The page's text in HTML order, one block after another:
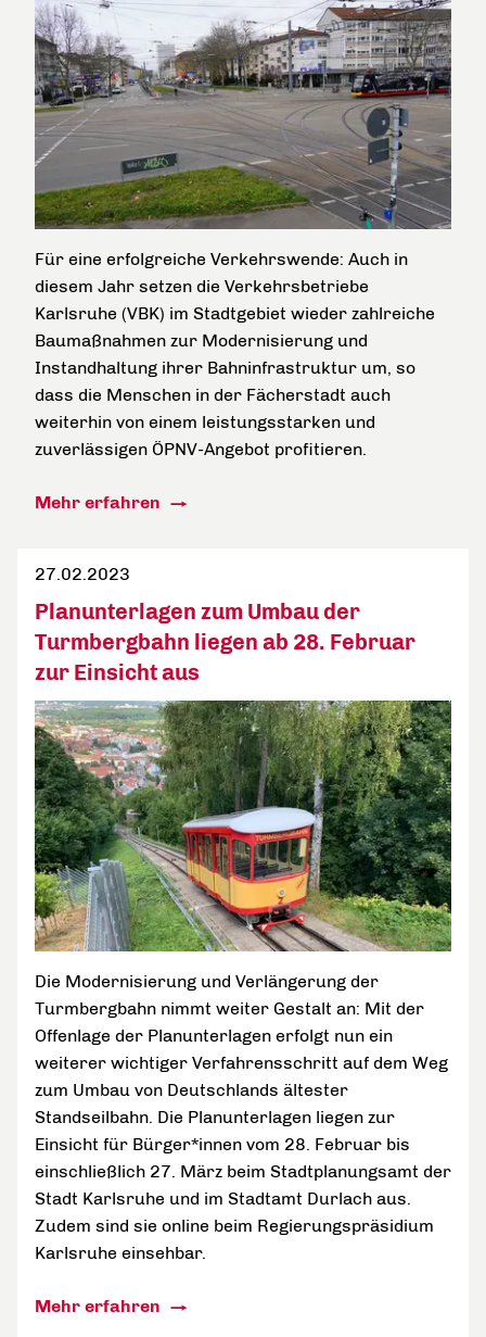
Für eine erfolgreiche Verkehrswende: Auch in
diesem Jahr setzen die Verkehrsbetriebe
Karlsruhe (VBK) im Stadtgebiet wieder zahlreiche
Baumaßnahmen zur Modernisierung und
Instandhaltung ihrer Bahninfrastruktur um, so
dass die Menschen in der Fächerstadt auch
weiterhin von einem leistungsstarken und
zuverlässigen ÖPNV-Angebot profitieren.
Mehr erfahren
27.02.2023
Planunterlagen zum Umbau der
Turmbergbahn liegen ab 28. Februar
zur Einsicht aus
Die Modernisierung und Verlängerung der
Turmbergbahn nimmt weiter Gestalt an: Mit der
Offenlage der Planunterlagen erfolgt nun ein
weiterer wichtiger Verfahrensschritt auf dem Weg
zum Umbau von Deutschlands ältester
Standseilbahn. Die Planunterlagen liegen zur
Einsicht für Bürger*innen vom 28. Februar bis
einschließlich 27. März beim Stadtplanungsamt der
Stadt Karlsruhe und im Stadtamt Durlach aus.
Zudem sind sie online beim Regierungspräsidium
Karlsruhe einsehbar.
Mehr erfahren